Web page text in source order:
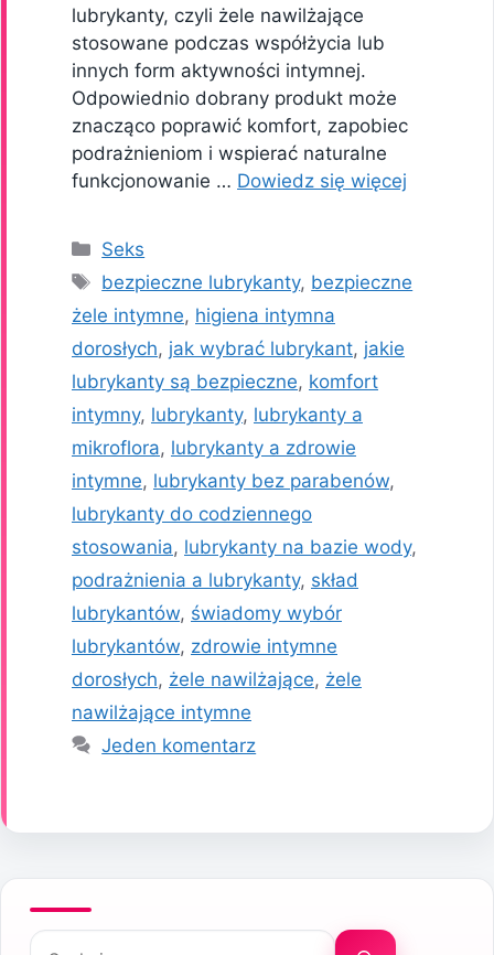
lubrykanty, czyli żele nawilżające
stosowane podczas współżycia lub
innych form aktywności intymnej.
Odpowiednio dobrany produkt może
znacząco poprawić komfort, zapobiec
podrażnieniom i wspierać naturalne
funkcjonowanie … Dowiedz się więcej
Kategorie
Seks
Tagi
bezpieczne lubrykanty, bezpieczne
żele intymne, higiena intymna
dorosłych, jak wybrać lubrykant, jakie
lubrykanty są bezpieczne, komfort
intymny, lubrykanty, lubrykanty a
mikroflora, lubrykanty a zdrowie
intymne, lubrykanty bez parabenów,
lubrykanty do codziennego
stosowania, lubrykanty na bazie wody,
podrażnienia a lubrykanty, skład
lubrykantów, świadomy wybór
lubrykantów, zdrowie intymne
dorosłych, żele nawilżające, żele
nawilżające intymne
Jeden komentarz
Szukaj: